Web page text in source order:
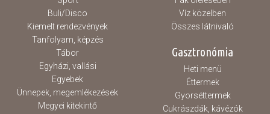
Buli/Disco
Kiemelt rendezvények
Tanfolyam, képzés
Tábor
Egyházi, vallási
Egyebek
Ünnepek, megemlékezések
Megyei kitekintő
Víz közelben
Összes látnivaló
Gasztronómia
Heti menü
Éttermek
Gyorséttermek
Cukrászdák, kávézók